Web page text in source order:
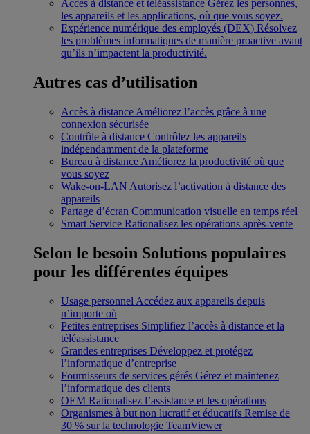
Accès à distance et téléassistance Gérez les personnes,
les appareils et les applications, où que vous soyez.
Expérience numérique des employés (DEX) Résolvez
les problèmes informatiques de manière proactive avant
qu’ils n’impactent la productivité.
Autres cas d’utilisation
Accès à distance Améliorez l’accès grâce à une
connexion sécurisée
Contrôle à distance Contrôlez les appareils
indépendamment de la plateforme
Bureau à distance Améliorez la productivité où que
vous soyez
Wake-on-LAN Autorisez l’activation à distance des
appareils
Partage d’écran Communication visuelle en temps réel
Smart Service Rationalisez les opérations après-vente
Selon le besoin Solutions populaires
pour les différentes équipes
Usage personnel Accédez aux appareils depuis
n’importe où
Petites entreprises Simplifiez l’accès à distance et la
téléassistance
Grandes entreprises Développez et protégez
l’informatique d’entreprise
Fournisseurs de services gérés Gérez et maintenez
l’informatique des clients
OEM Rationalisez l’assistance et les opérations
Organismes à but non lucratif et éducatifs Remise de
30 % sur la technologie TeamViewer